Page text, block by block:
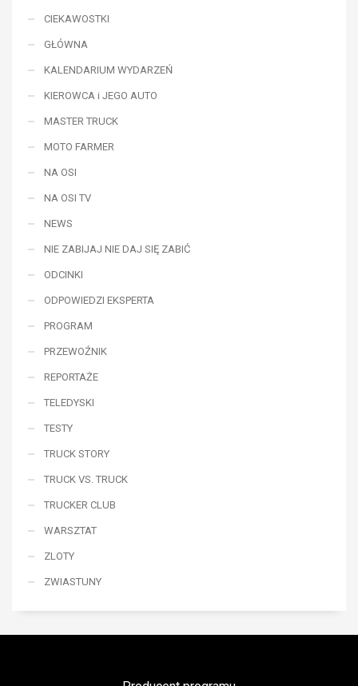
CIEKAWOSTKI
GŁÓWNA
KALENDARIUM WYDARZEŃ
KIEROWCA i JEGO AUTO
MASTER TRUCK
MOTO FARMER
NA OSI
NA OSI TV
NEWS
NIE ZABIJAJ NIE DAJ SIĘ ZABIĆ
ODCINKI
ODPOWIEDZI EKSPERTA
PROGRAM
PRZEWOŹNIK
REPORTAŻE
TELEDYSKI
TESTY
TRUCK STORY
TRUCK VS. TRUCK
TRUCKER CLUB
WARSZTAT
ZLOTY
ZWIASTUNY